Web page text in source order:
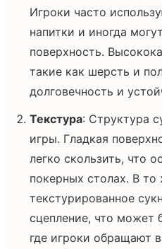
Игроки часто
напитки и иногда
поверхность.
такие как шерсть и
долговечность и
Текстура: Структура
игры. Гладкая
легко скользить, что
покерных столах. В то
текстурированное
сцепление, что может
где игроки обращают